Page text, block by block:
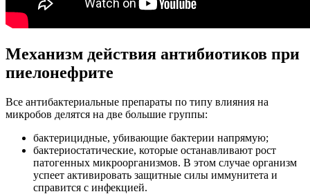
Механизм действия антибиотиков при
пиелонефрите
Все антибактериальные препараты по типу влияния на
микробов делятся на две большие группы:
бактерицидные, убивающие бактерии напрямую;
бактериостатические, которые останавливают рост
патогенных микроорганизмов. В этом случае организм
успеет активировать защитные силы иммунитета и
справится с инфекцией.